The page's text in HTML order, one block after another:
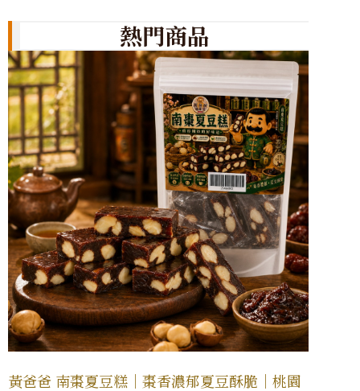
熱門商品
黃爸爸 南棗夏豆糕｜棗香濃郁夏豆酥脆｜桃園